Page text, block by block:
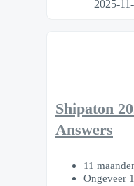
2025-
Shipaton
Answers
11
Ongeveer